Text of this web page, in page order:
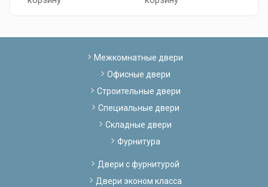
Межкомнатные двери
Офисные двери
Строительные двери
Специальные двери
Складные двери
Фурнитура
Двери с фурнитурой
Двери эконом класса